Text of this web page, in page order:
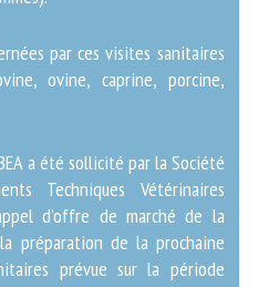
par ces visites
: bovine, ovine, caprine,
BEA a été sollicité par la
Techniques
à l’appel d’offre de
à la préparation de
visites sanitaires prévue sur